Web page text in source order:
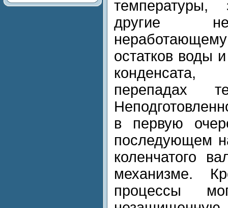
другие
остатков воды
перепадах
в первую
последующем
коленчатого
механизме.
процессы